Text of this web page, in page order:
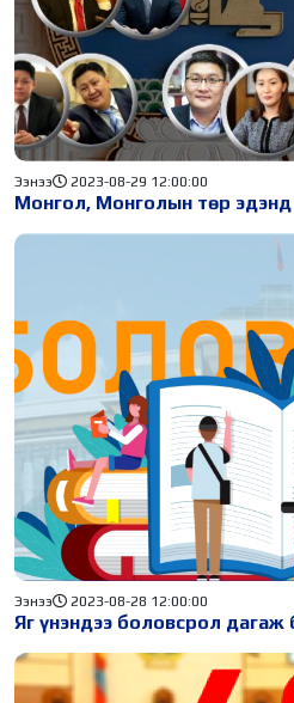
Монгол, Монголын төр эдэнд
Ээнээ 2023-08-29 12:00:00
Яг үнэндээ боловсрол
Ээнээ 2023-08-28 12:00:00